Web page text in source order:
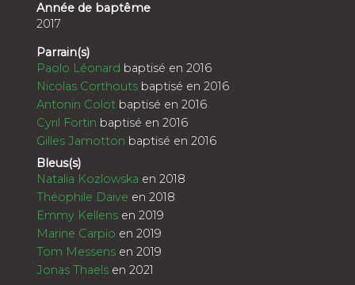
Année de baptême
2017
Parrain(s)
Paolo Léonard baptisé en 2016
Nicolas Corthouts baptisé en 2016
Antonin Colot baptisé en 2016
Cyril Fortin baptisé en 2016
Gilles Jamotton baptisé en 2016
Bleus(s)
Natalia Kozlowska en 2018
Théophile Daive en 2018
Emmy Kellens en 2019
Marine Carpio en 2019
Tom Messens en 2019
Jonas Thaels en 2021